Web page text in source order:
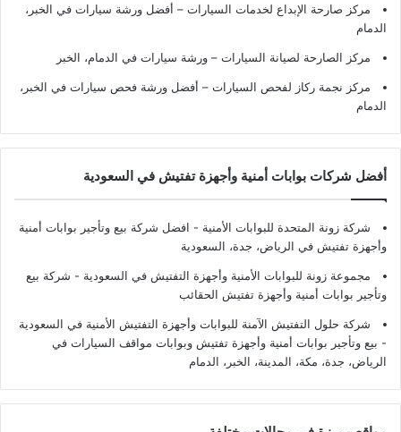
مركز صارحة الإبداع لخدمات السيارات – أفضل ورشة سيارات في الخبر،
الدمام
مركز الصارحة لصيانة السيارات – ورشة سيارات في الدمام، الخبر
مركز نجمة ركاز لفحص السيارات – أفضل ورشة فحص سيارات في الخبر،
الدمام
أفضل شركات بوابات أمنية وأجهزة تفتيش في السعودية
شركة زونة المتحدة للبوابات الأمنية - افضل شركة بيع وتأجير بوابات أمنية
وأجهزة تفتيش في الرياض، جدة، السعودية
مجموعة زونة للبوابات الأمنية وأجهزة التفتيش في السعودية - شركة بيع
وتأجير بوابات أمنية وأجهزة تفتيش الحقائب
شركة حلول التفتيش الآمنة للبوابات وأجهزة التفتيش الأمنية في السعودية
- بيع وتأجير بوابات أمنية وأجهزة تفتيش وبوابات مواقف السيارات في
الرياض، جدة، مكة، المدينة، الخبر، الدمام